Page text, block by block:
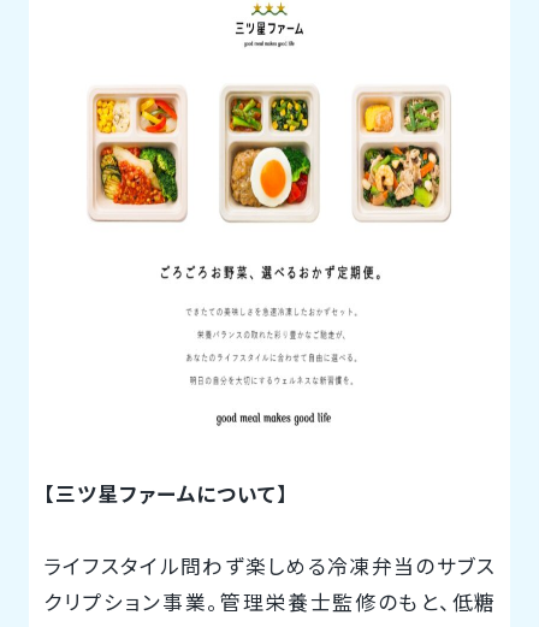
【三ツ星ファームについて】
ライフスタイル問わず楽しめる冷凍弁当のサブス
クリプション事業。管理栄養士監修のもと、低糖